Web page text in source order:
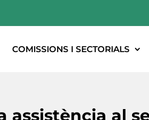
COMISSIONS I SECTORIALS
assistència al